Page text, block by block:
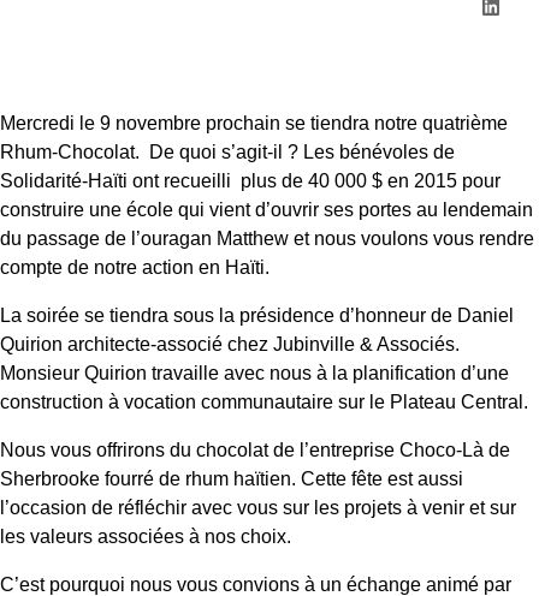
Mercredi le 9 novembre prochain se tiendra notre quatrième
Rhum-Chocolat. De quoi s’agit-il ? Les bénévoles de
Solidarité-Haïti ont recueilli plus de 40 000 $ en 2015 pour
construire une école qui vient d’ouvrir ses portes au lendemain
du passage de l’ouragan Matthew et nous voulons vous rendre
compte de notre action en Haïti.
La soirée se tiendra sous la présidence d’honneur de Daniel
Quirion architecte-associé chez Jubinville & Associés.
Monsieur Quirion travaille avec nous à la planification d’une
construction à vocation communautaire sur le Plateau Central.
Nous vous offrirons du chocolat de l’entreprise Choco-Là de
Sherbrooke fourré de rhum haïtien. Cette fête est aussi
l’occasion de réfléchir avec vous sur les projets à venir et sur
les valeurs associées à nos choix.
C’est pourquoi nous vous convions à un échange animé par